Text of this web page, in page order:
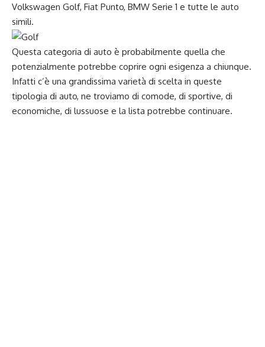
Volkswagen Golf, Fiat Punto, BMW Serie 1 e tutte le auto
simili.
Questa categoria di auto è probabilmente quella che
potenzialmente potrebbe coprire ogni esigenza a chiunque.
Infatti c’è una grandissima varietà di scelta in queste
tipologia di auto, ne troviamo di comode, di sportive, di
economiche, di lussuose e la lista potrebbe continuare.